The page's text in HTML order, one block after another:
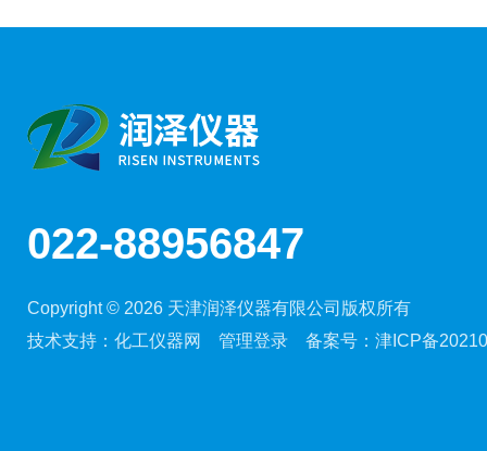
022-88956847
Copyright © 2026 天津润泽仪器有限公司版权所有
技术支持： 化工仪器网 管理登录 备案号： 津ICP备